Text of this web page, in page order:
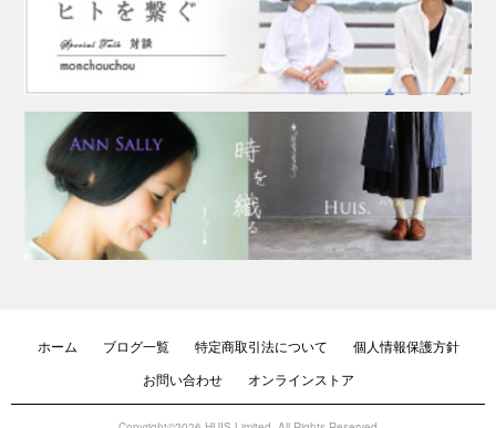
ホーム ブログ一覧 特定商取引法について
個人情報保護方針
お問い合わせ
オンラインストア